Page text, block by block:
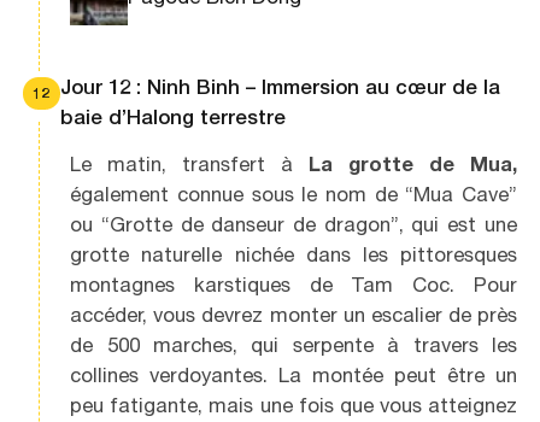
12 Jour 12 : Ninh Binh – Immersion au cœur de la
baie d’Halong terrestre
Le matin, transfert à La grotte de Mua,
également connue sous le nom de “Mua Cave”
ou “Grotte de danseur de dragon”, qui est une
grotte naturelle nichée dans les pittoresques
montagnes karstiques de Tam Coc. Pour
accéder, vous devrez monter un escalier de près
de 500 marches, qui serpente à travers les
collines verdoyantes. La montée peut être un
peu fatigante, mais une fois que vous atteignez